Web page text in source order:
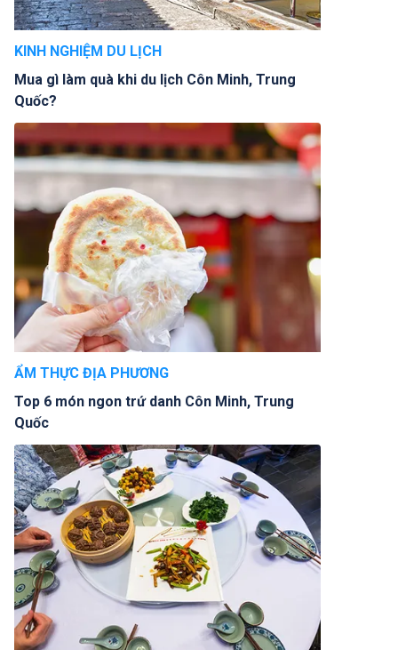
KINH NGHIỆM DU LỊCH
Mua gì làm quà khi du lịch Côn Minh, Trung
Quốc?
ẨM THỰC ĐỊA PHƯƠNG
Top 6 món ngon trứ danh Côn Minh, Trung
Quốc